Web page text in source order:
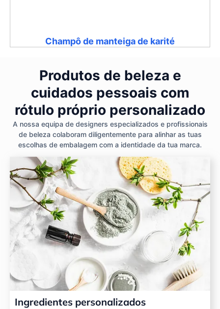
Champô de manteiga de karité
Produtos de beleza e
cuidados pessoais com
rótulo próprio personalizado
A nossa equipa de designers especializados e profissionais
de beleza colaboram diligentemente para alinhar as tuas
escolhas de embalagem com a identidade da tua marca.
Ingredientes personalizados